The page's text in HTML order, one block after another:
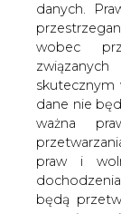
danych.
wobec
skutecznym
dane nie
ważna
praw i
będą
PKN
sezonie
transmisji
kolejki
Logotyp
podczas
Ekstraklasy,